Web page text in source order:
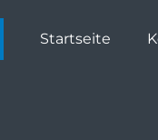
Startseite